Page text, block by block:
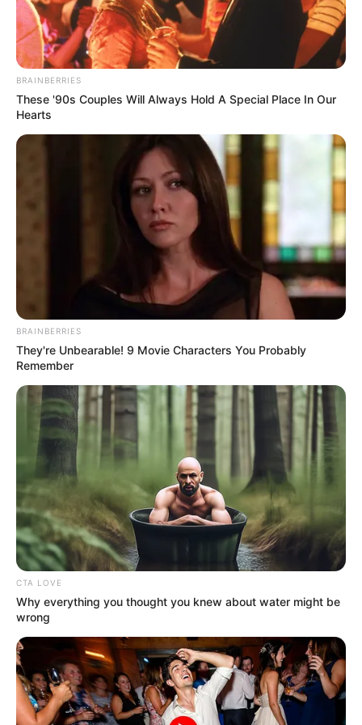
Mute
1. Aktor kelahiran Bandar Lampung ini mengawali
karirnya dengan menjadi juara 1
Cover Boy Aneka
Yes!2012
(foto: instagram/masaji_)
2. Kemudian memulai debut dalam dunia akting
pada tahun2016 ketika membintangi sinetron yang
berjudulHaji Belajar Ngaji
BRAINBERRIES
These '90s Couples Will Always Hold A Special Place In Our
Hearts
BRAINBERRIES
They're Unbearable! 9 Movie Characters You Probably
Remember
CTA LOVE
Why everything you thought you knew about water might be
wrong